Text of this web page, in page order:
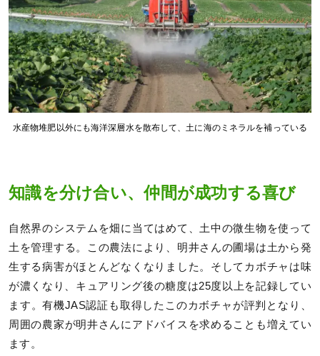
水産物堆肥以外にも海洋深層水を散布して、土に海のミネラルを補っている
知識を分け合い、仲間が成功する喜び
自然界のシステムを畑に当てはめて、土中の微生物を使って
土を管理する。この農法により、明井さんの圃場は土から発
生する病害がほとんどなくなりました。そしてカボチャは味
が濃くなり、キュアリング後の糖度は25度以上を記録してい
ます。有機JAS認証も取得したこのカボチャが評判となり、
周囲の農家が明井さんにアドバイスを求めることも増えてい
ます。